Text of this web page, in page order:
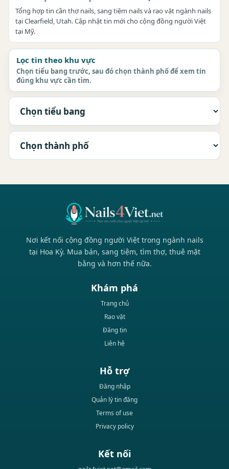
Tổng hợp tin cần thợ nails, sang tiệm nails và rao vặt ngành nails
tại Clearfield, Utah. Cập nhật tin mới cho cộng đồng người Việt
tại Mỹ.
Lọc tin theo khu vực
Chọn tiểu bang trước, sau đó chọn thành phố để xem tin
đúng khu vực cần tìm.
Nơi kết nối cộng đồng người Việt trong ngành nails
tại Hoa Kỳ. Mua bán, sang tiệm, tìm thợ, thuê mặt
bằng và hơn thế nữa.
Khám phá
Trang chủ
Rao vặt
Đăng tin
Liên hệ
Hỗ trợ
Đăng nhập
Quản lý tin đăng
Terms of use
Privacy policy
Kết nối